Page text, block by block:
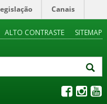
Canais
ALTO CONTRASTE SITEMAP